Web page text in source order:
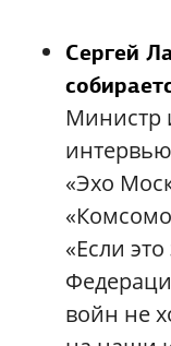
Сергей
Министр
«Эхо
«Если
войн не